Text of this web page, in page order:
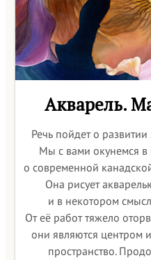
Акварель.
Речь пойдет о
Мы с вами окунемся
о современной
Она рисует
и в некотором
От её работ тяжело
они являются центром
пространство.